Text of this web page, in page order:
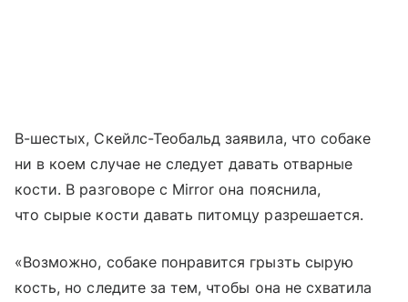
В-шестых, Скейлс-Теобальд заявила, что собаке
ни в коем случае не следует давать отварные
кости. В разговоре с Mirror она пояснила,
что сырые кости давать питомцу разрешается.
«Возможно, собаке понравится грызть сырую
кость, но следите за тем, чтобы она не схватила